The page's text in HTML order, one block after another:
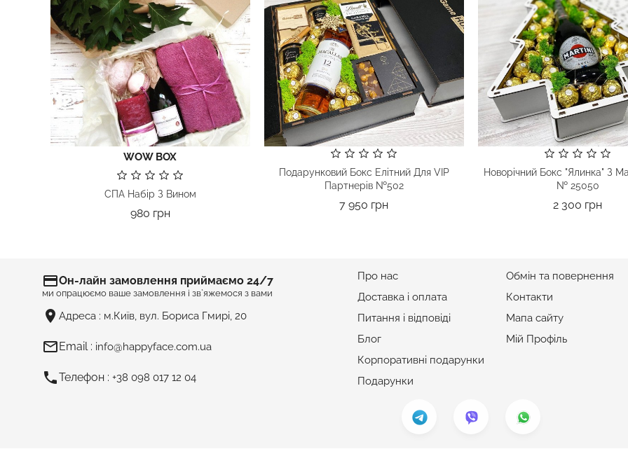
WOW BOX
СПА Набір З Вином
980 грнЦіна
Подарунковий Бокс Елітний Для VIP
Партнерів №502
7 950 грнЦіна
Новорічний Бокс "Ялинка" З
№ 25050
2 300 грнЦіна
credit_cardОн-лайн замовлення приймаємо 24/7
ми опрацюємо ваше замовлення і зв`яжемося з вами
roomАдреса : м.Київ, вул. Бориса Гмирі, 20
mail_outlineEmail : info@happyface.com.ua
phoneТелефон : +38 098 017 12 04
Про нас
Доставка і оплата
Питання і відповіді
Блог
Корпоративні подарунки
Подарунки
Обмін та повернення
Контакти
Мапа сайту
Мій Профіль